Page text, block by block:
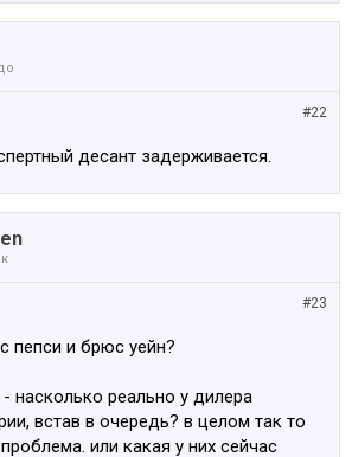
#22
десант задерживается.
#23
пепси и брюс уейн?
насколько реально у дилера
встав в очередь? в целом так то
или какая у них сейчас